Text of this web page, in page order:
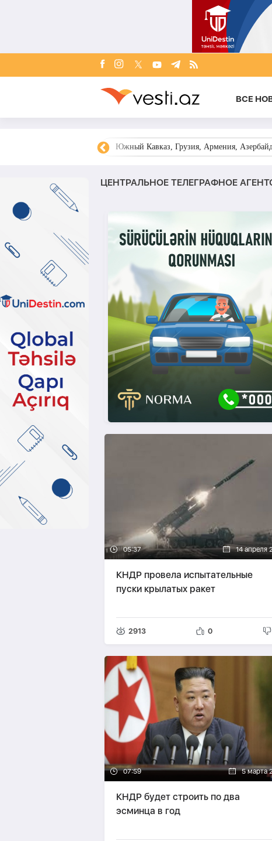
ВСЕ
Южный Кавказ, Грузия, Армения,
ЦЕНТРАЛЬНОЕ ТЕЛЕГРАФНОЕ
05:37 14 апреля
КНДР провела испытательные
пуски крылатых ракет
2913 0
07:59 5 марта
КНДР будет строить по два
эсминца в год